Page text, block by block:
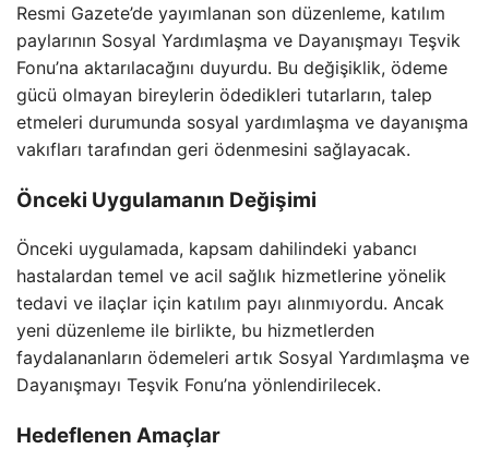
Resmi Gazete’de yayımlanan son düzenleme, katılım
paylarının Sosyal Yardımlaşma ve Dayanışmayı Teşvik
Fonu’na aktarılacağını duyurdu. Bu değişiklik, ödeme
gücü olmayan bireylerin ödedikleri tutarların, talep
etmeleri durumunda sosyal yardımlaşma ve dayanışma
vakıfları tarafından geri ödenmesini sağlayacak.
Önceki Uygulamanın Değişimi
Önceki uygulamada, kapsam dahilindeki yabancı
hastalardan temel ve acil sağlık hizmetlerine yönelik
tedavi ve ilaçlar için katılım payı alınmıyordu. Ancak
yeni düzenleme ile birlikte, bu hizmetlerden
faydalananların ödemeleri artık Sosyal Yardımlaşma ve
Dayanışmayı Teşvik Fonu’na yönlendirilecek.
Hedeflenen Amaçlar